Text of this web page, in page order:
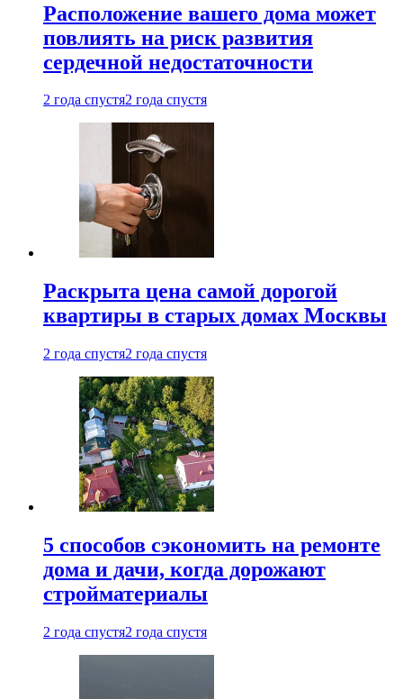
Расположение вашего дома может
повлиять на риск развития
сердечной недостаточности
2 года спустя2 года спустя
Раскрыта цена самой дорогой
квартиры в старых домах Москвы
2 года спустя2 года спустя
5 способов сэкономить на ремонте
дома и дачи, когда дорожают
стройматериалы
2 года спустя2 года спустя